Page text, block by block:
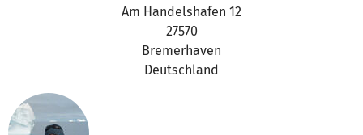
Am Handelshafen 12
27570
Bremerhaven
Deutschland